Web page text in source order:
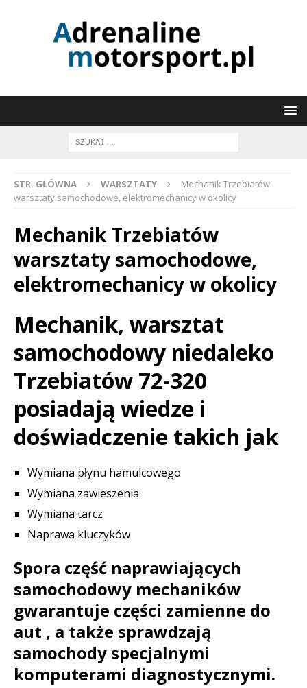
STR. GŁÓWNA WARSZTATY
Mechanik Trzebiatów
warsztaty samochodowe, elektromechanicy w okolicy
Mechanik Trzebiatów
warsztaty samochodowe,
elektromechanicy w okolicy
Mechanik, warsztat
samochodowy niedaleko
Trzebiatów 72-320
posiadają wiedze i
doświadczenie takich jak
Wymiana płynu hamulcowego
Wymiana zawieszenia
Wymiana tarcz
Naprawa kluczyków
Spora część naprawiających
samochodowy mechaników
gwarantuje części zamienne do
aut , a także sprawdzają
samochody specjalnymi
komputerami diagnostycznymi.